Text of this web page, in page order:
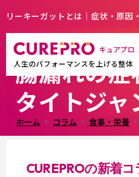
キュアプロ
人生のパフォーマンスを上げる整体
リーキー
腸漏れの
タイトジ
ホーム コラム 食事・栄養
リーキーガットとは｜症状・原因
CUREPROの新着コ